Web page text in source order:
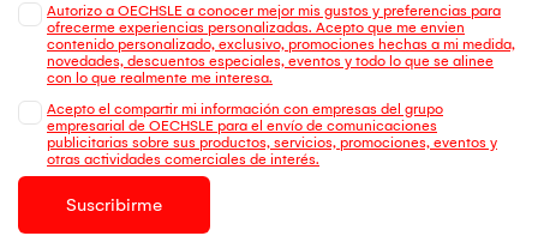
Autorizo a OECHSLE a conocer mejor mis gustos y preferencias para
ofrecerme experiencias personalizadas. Acepto que me envien
contenido personalizado, exclusivo, promociones hechas a mi medida,
novedades, descuentos especiales, eventos y todo lo que se alinee
con lo que realmente me interesa.
Acepto el compartir mi información con empresas del grupo
empresarial de OECHSLE para el envío de comunicaciones
publicitarias sobre sus productos, servicios, promociones, eventos y
otras actividades comerciales de interés.
Suscribirme